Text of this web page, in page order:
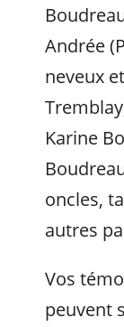
Andrée
neveux
Karine
oncles,
autres
Vos
peuvent